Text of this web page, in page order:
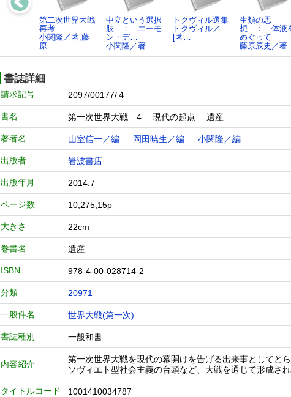
第二次世界大戦
再考
小関隆／著,藤
原…
中立という選択
肢 ： エーモ
ン・デ…
小関隆／著
トクヴィル選集
トクヴィル／
[著…
生類の思
想 ： 体液
めぐって
藤原辰史／著
書誌詳細
請求記号 2097/00177/４
書名 第一次世界大戦 4 現代の起点 遺産
著者名 山室信一／編 岡田暁生／編 小関隆／編
出版者 岩波書店
出版年月 2014.7
ページ数 10,275,15p
大きさ 22cm
巻書名 遺産
ISBN 978-4-00-028714-2
分類 20971
一般件名 世界大戦(第一次)
書誌種別 一般和書
内容紹介
第一次世界大戦を現代の幕開けを告げる出来事としてと
ソヴィエト型社会主義の台頭など、大戦を通じて形成さ
タイトルコード 1001410034787